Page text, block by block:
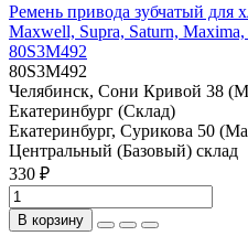
Ремень привода зубчатый для
Maxwell, Supra, Saturn,
80S3M492
80S3M492
Челябинск, Сони Кривой 38
Екатеринбург (Склад)
Екатеринбург, Сурикова 50
Центральный (Базовый) склад
330 ₽
В корзину